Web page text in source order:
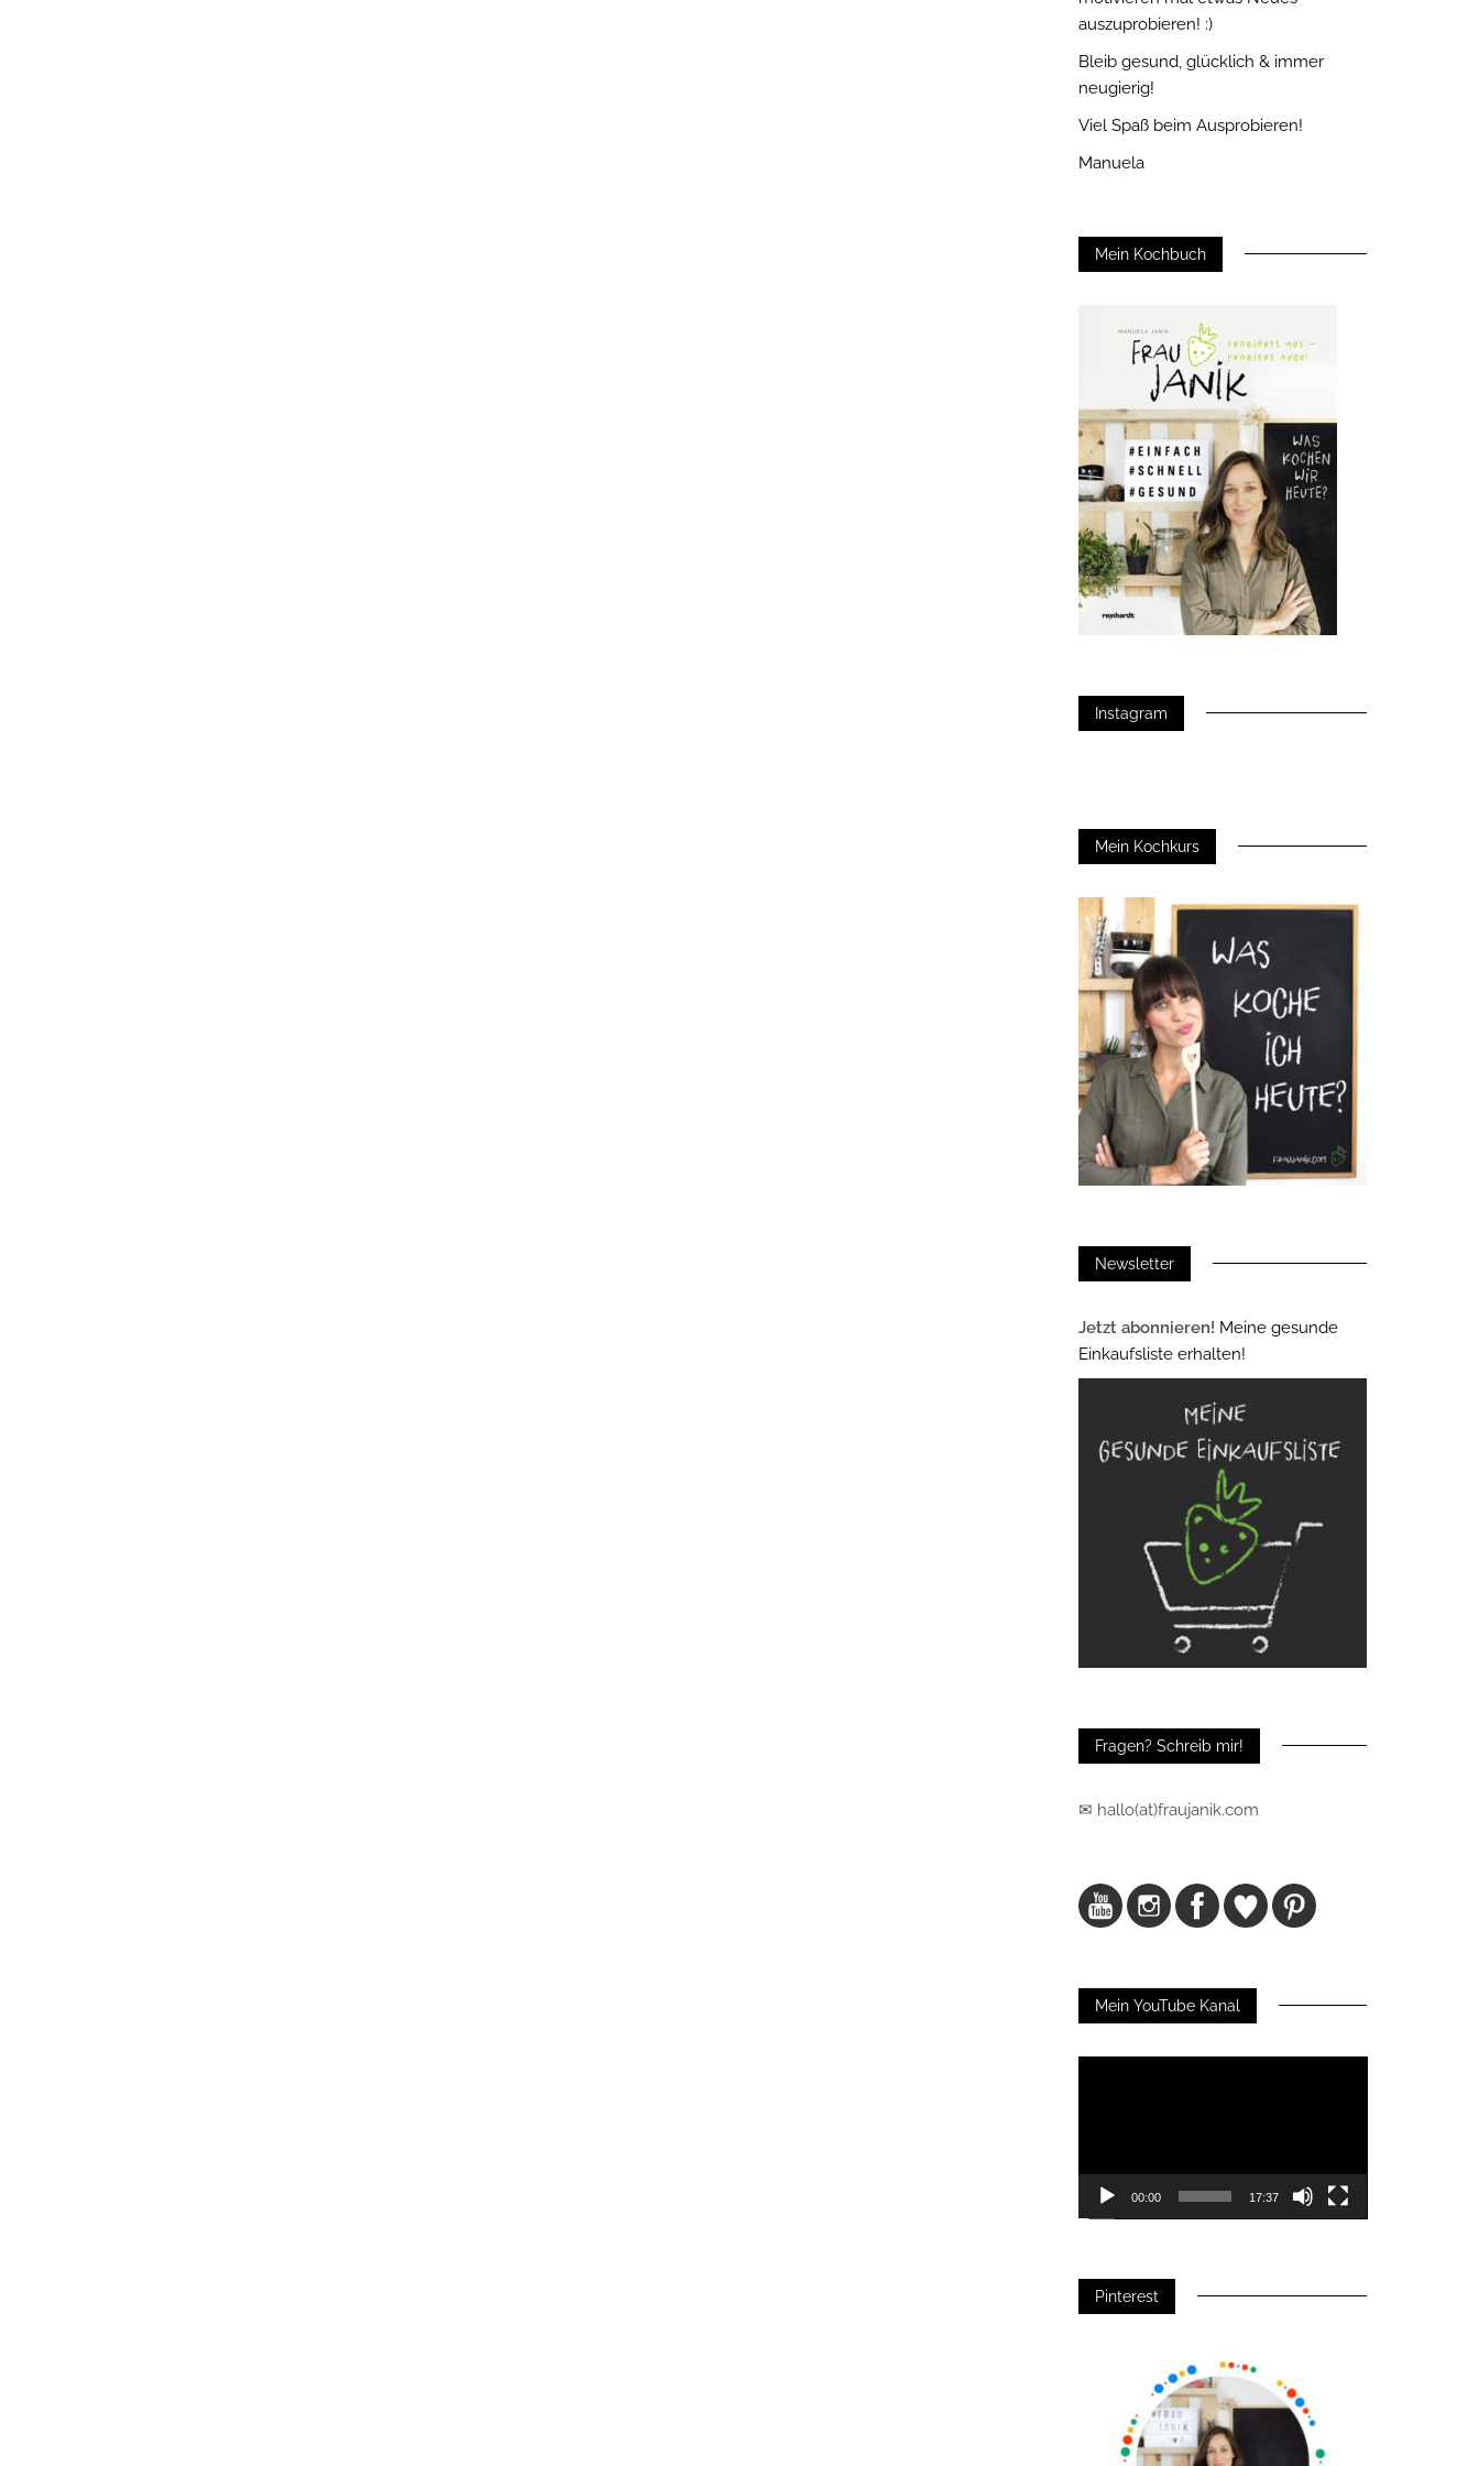
auszuprobieren! :)
Bleib gesund, glücklich & immer
neugierig!
Viel Spaß beim Ausprobieren!
Manuela
Mein Kochbuch
Instagram
Mein Kochkurs
Newsletter
Jetzt abonnieren! Meine gesunde
Einkaufsliste erhalten!
Fragen? Schreib mir!
✉ hallo(at)fraujanik.com
Mein YouTube Kanal
00:00 17:37
Pinterest